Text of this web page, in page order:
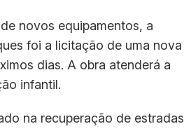
novos equipamentos, a
foi a licitação de uma nova
dias. A obra atenderá a
infantil.
na recuperação de estradas